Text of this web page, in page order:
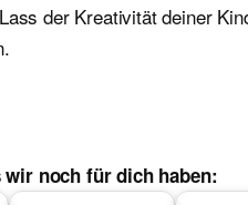
der Kreativität deiner
wir noch für dich haben: